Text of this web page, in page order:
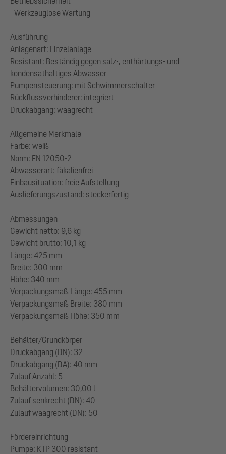
- Werkzeuglose Wartung
Ausführung
Anlagenart: Einzelanlage
Resistant: Beständig gegen salz-, enthärtungs- und
kondensathaltiges Abwasser
Pumpensteuerung: mit Schwimmerschalter
Rückflussverhinderer: integriert
Druckabgang: waagrecht
Allgemeine Merkmale
Farbe: weiß
Norm: EN 12050-2
Abwasserart: fäkalienfrei
Einbausituation: freie Aufstellung
Auslieferungszustand: steckerfertig
Abmessungen
Gewicht netto: 9,6 kg
Gewicht brutto: 10,1 kg
Länge: 425 mm
Breite: 300 mm
Höhe: 340 mm
Verpackungsmaß Länge: 455 mm
Verpackungsmaß Breite: 380 mm
Verpackungsmaß Höhe: 350 mm
Behälter/Grundkörper
Druckabgang (DN): 32
Druckabgang (DA): 40 mm
Zulauf Anzahl: 5
Behältervolumen: 30,00 l
Zulauf senkrecht (DN): 40
Zulauf waagrecht (DN): 50
Fördereinrichtung
Pumpe: KTP 300 resistant